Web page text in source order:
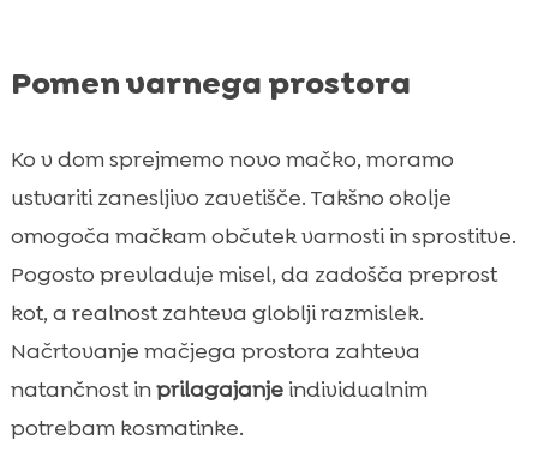
Pomen varnega prostora
Ko v dom sprejmemo novo mačko, moramo
ustvariti zanesljivo zavetišče. Takšno okolje
omogoča mačkam občutek varnosti in sprostitve.
Pogosto prevladuje misel, da zadošča preprost
kot, a realnost zahteva globlji razmislek.
Načrtovanje mačjega prostora zahteva
natančnost inprilagajanjeindividualnim
potrebam kosmatinke.